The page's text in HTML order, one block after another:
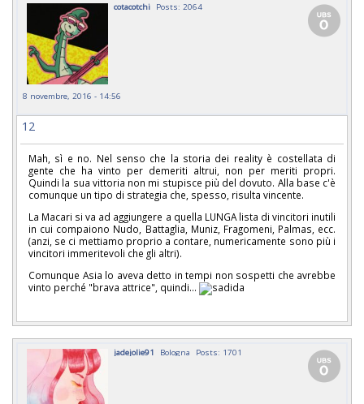
cotacotchi Posts: 2064
8 novembre, 2016 - 14:56
12
Mah, sì e no. Nel senso che la storia dei reality è costellata di
gente che ha vinto per demeriti altrui, non per meriti propri.
Quindi la sua vittoria non mi stupisce più del dovuto. Alla base c'è
comunque un tipo di strategia che, spesso, risulta vincente.
La Macari si va ad aggiungere a quella LUNGA lista di vincitori inutili
in cui compaiono Nudo, Battaglia, Muniz, Fragomeni, Palmas, ecc.
(anzi, se ci mettiamo proprio a contare, numericamente sono più i
vincitori immeritevoli che gli altri).
Comunque Asia lo aveva detto in tempi non sospetti che avrebbe
vinto perché "brava attrice", quindi...
jadejolie91 Bologna Posts: 1701